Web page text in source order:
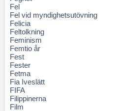
Fel
Fel vid myndighetsutövning
Felicia
Feltolkning
Feminism
Femtio år
Fest
Fester
Fetma
Fia Iveslätt
FIFA
Filippinerna
Film